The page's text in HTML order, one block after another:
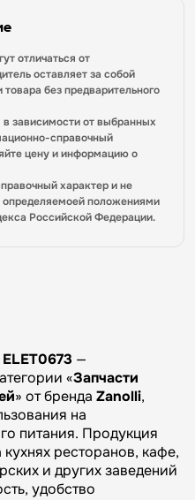
отличаться от
оставляет за собой
без предварительного
зависимости от выбранных
справочный
цену и информацию о
характер и не
определяемоей положениями
Российской Федерации.
—
«Запчасти
» от бренда Zanolli,
на
питания. Продукция
ресторанов, кафе,
и других заведений
удобство